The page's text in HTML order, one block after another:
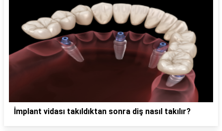
İmplant vidası takıldıktan sonra diş nasıl takılır?